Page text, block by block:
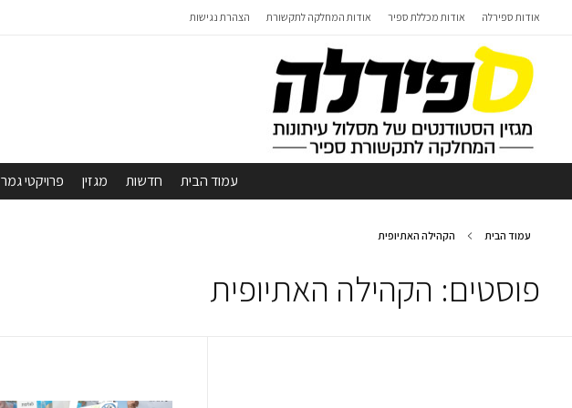
אודות ספירלה אודות מכללת ספיר אודות המחלקה לתקשורת הצהרת נגישות
עמוד הבית חדשות מגזין פרויקטי גמר
עמוד הבית הקהילה האתיופית
פוסטים: הקהילה האתיופית